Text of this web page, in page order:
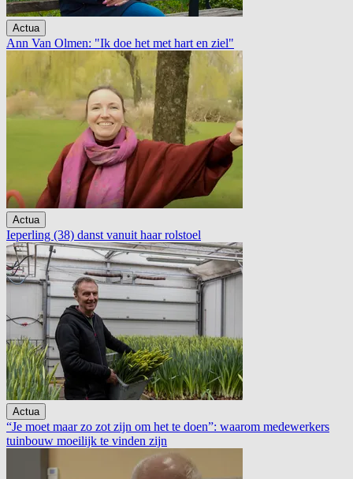
Actua
Ann Van Olmen: "Ik doe het met hart en ziel"
Actua
Ieperling (38) danst vanuit haar rolstoel
Actua
“Je moet maar zo zot zijn om het te doen”: waarom medewerkers
tuinbouw moeilijk te vinden zijn